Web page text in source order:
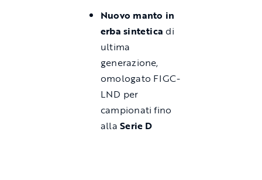
Nuovo manto in
erba sintetica di
ultima
generazione,
omologato FIGC-
LND per
campionati fino
allaSerie D